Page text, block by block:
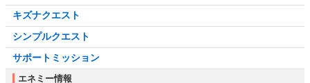
キズナクエスト
シンプルクエスト
サポートミッション
エネミー情報